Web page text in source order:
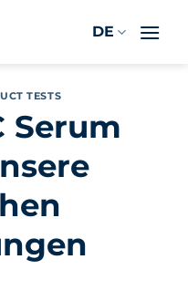
DE
TESTS
Serum